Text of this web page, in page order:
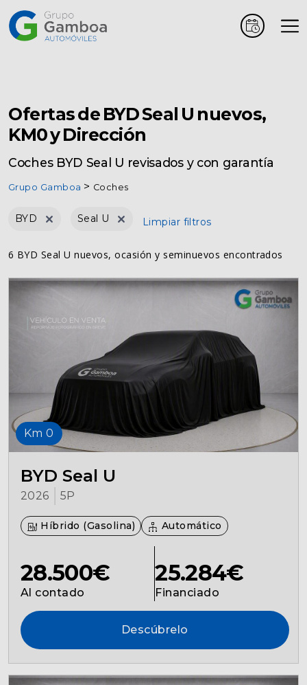
Marcas
Vehículos
Alquiler
Posventa
Seguros
Localizaciones
Gamboa
Contacto
Ofertas de BYD Seal U nuevos,
KM0 y Dirección
Coches BYD Seal U revisados y con garantía
Grupo Gamboa Coches
BYD Seal U Limpiar filtros
6 BYD Seal U nuevos, ocasión y seminuevos encontrados
Km 0
BYD Seal U
2026 5P
Híbrido (Gasolina) Automático
28.500€
Al contado
25.284€
Financiado
Descúbrelo